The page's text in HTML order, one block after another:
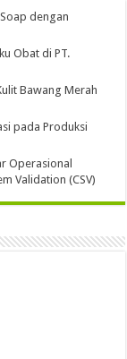
dengan
Obat di PT.
Bawang Merah
pada Produksi
Operasional
Validation (CSV)